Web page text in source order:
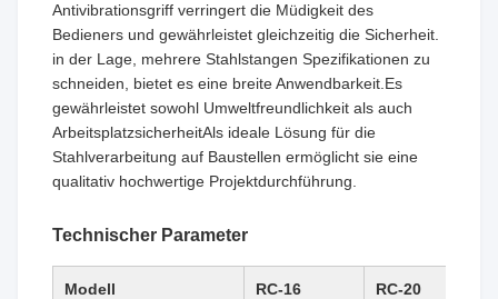
Antivibrationsgriff verringert die Müdigkeit des
Bedieners und gewährleistet gleichzeitig die Sicherheit.
in der Lage, mehrere Stahlstangen Spezifikationen zu
schneiden, bietet es eine breite Anwendbarkeit.Es
gewährleistet sowohl Umweltfreundlichkeit als auch
ArbeitsplatzsicherheitAls ideale Lösung für die
Stahlverarbeitung auf Baustellen ermöglicht sie eine
qualitativ hochwertige Projektdurchführung.
Technischer Parameter
Modell RC-16 RC-20